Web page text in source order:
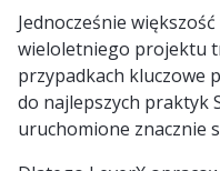
Jednocześnie
wieloletniego projektu
przypadkach kluczowe
do najlepszych praktyk
uruchomione znacznie